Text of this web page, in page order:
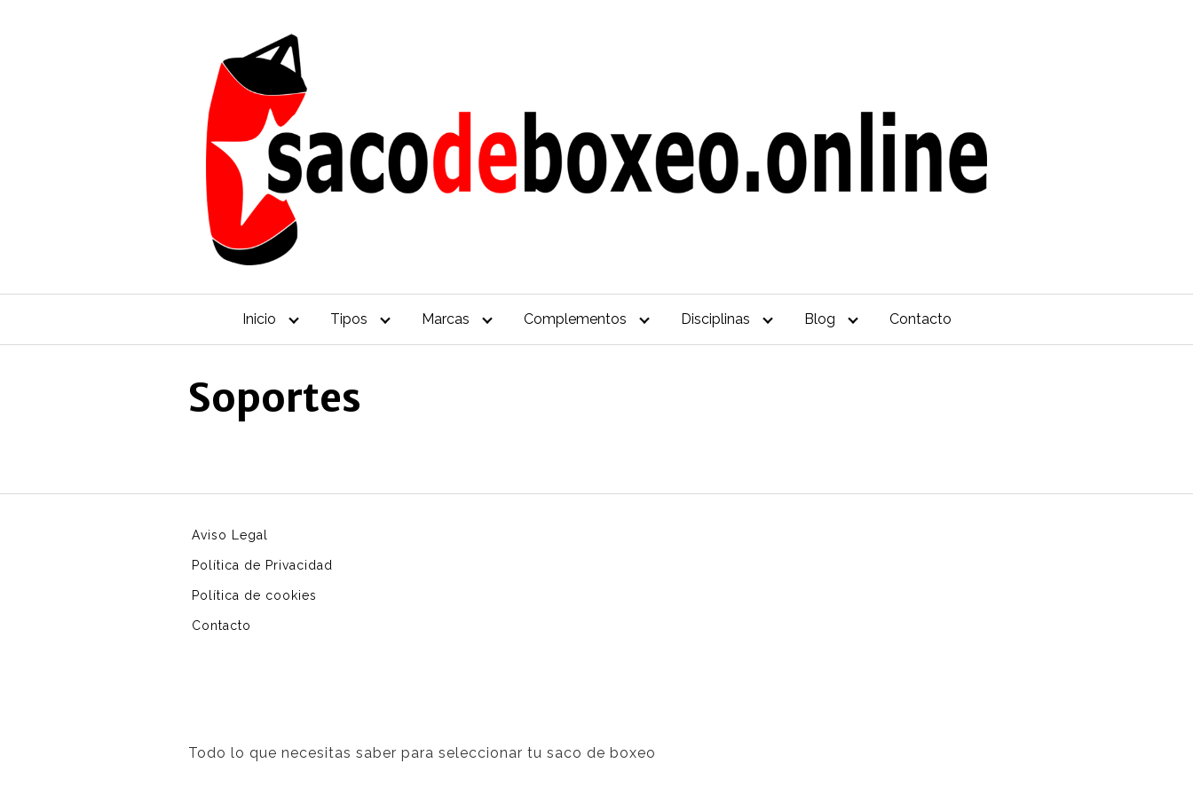
Inicio Tipos Marcas Complementos Disciplinas Blog Contacto
Soportes
Aviso Legal
Política de Privacidad
Política de cookies
Contacto
Todo lo que necesitas saber para seleccionar tu saco de boxeo